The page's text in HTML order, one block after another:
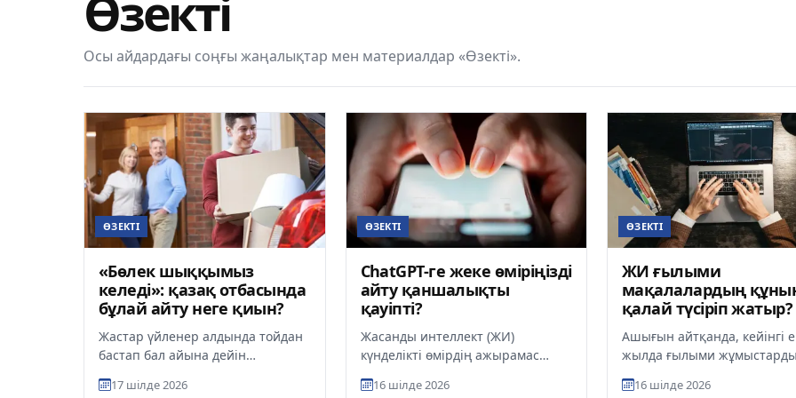
Осы айдардағы соңғы жаңалықтар мен материалдар «Өзекті».
ӨЗЕКТІ
«Бөлек шыққымыз
келеді»: қазақ отбасында
бұлай айту неге қиын?
Жастар үйленер алдында тойдан
бастап бал айына дейін
сұрақ көбіне тасада қалады:
17 шілде 2026
ӨЗЕКТІ
ChatGPT-ге жеке өміріңізді
айту қаншалықты
қауіпті?
Жасанды интеллект (ЖИ)
күнделікті өмірдің ажырамас
ChatGPT-ден жұмысқа қажет
16 шілде 2026
ӨЗЕКТІ
ЖИ ғылыми
мақалалардың
қалай түсіріп жатыр?
Ашығын айтқанда, кейінгі
жылда ғылыми
мәтінді жай ғана өңдеу
16 шілде 2026